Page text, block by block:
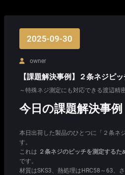
2025-09-30
owner
【課題解決事例】２条ネジピ
～特殊ネジ測定にも対応できる渡辺精
今日の課題解決事例
本日出荷した製品のひとつに「２条ネ
す。
これは ２条ネジのピッチを測定するた
です。
材質はSKS3、熱処理はHRC58～63、